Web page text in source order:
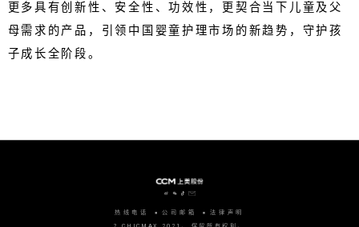
更多具有创新性、安全性、功效性，更契合当下儿童及父
母需求的产品，引领中国婴童护理市场的新趋势，守护孩
子成长全阶段。
热线电话 公司邮箱 法律声明